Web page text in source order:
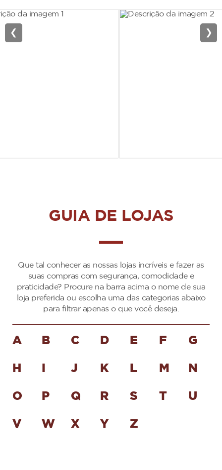
❮ ❯
GUIA DE LOJAS
Que tal conhecer as nossas lojas incríveis e fazer as
suas compras com segurança, comodidade e
praticidade? Procure na barra acima o nome de sua
loja preferida ou escolha uma das categorias abaixo
para filtrar apenas o que você deseja.
A B C D E F G
H J K L M N
O P Q R S T U
V W X Y Z